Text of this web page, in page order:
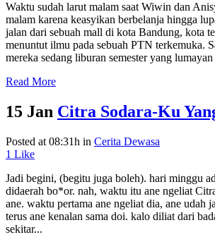
Waktu sudah larut malam saat Wiwin dan
malam karena keasyikan berbelanja hingga
jalan dari sebuah mall di kota Bandung, kota
menuntut ilmu pada sebuah PTN terkemuka.
mereka sedang liburan semester yang
Read More
15 Jan Citra Sodara-Ku
Posted at 08:31h in Cerita Dewasa
1 Like
Jadi begini, (begitu juga boleh). hari minggu
didaerah bo*or. nah, waktu itu ane ngeliat
ane. waktu pertama ane ngeliat dia, ane udah
terus ane kenalan sama doi. kalo diliat dari
sekitar...